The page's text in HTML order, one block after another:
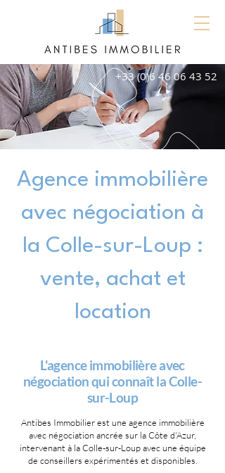
+33 (0)6 46 06 43 52
Agence immobilière
avec négociation à
la Colle-sur-Loup :
vente, achat et
location
L'agence immobilière avec
négociation qui connaît la Colle-
sur-Loup
Antibes Immobilier est une agence immobilière
avec négociation ancrée sur la Côte d'Azur,
intervenant à la Colle-sur-Loup avec une équipe
de conseillers expérimentés et disponibles.